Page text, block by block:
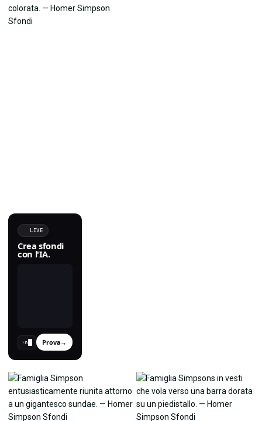
LIVE
Crea sfondi
con l'IA.
› Prova